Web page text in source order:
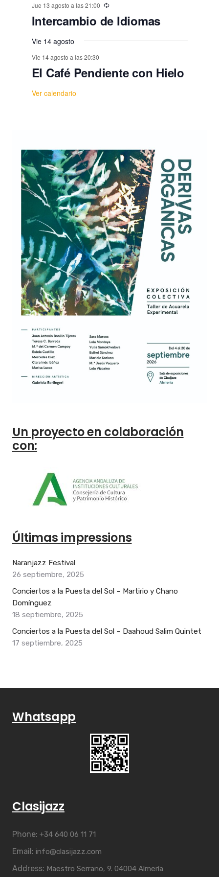
Jue 13 agosto a las 21:00
Intercambio de Idiomas
Vie 14 agosto
Vie 14 agosto a las 20:30
El Café Pendiente con Hielo
Ver calendario
Un proyecto en colaboración
con:
Últimas impressions
Naranjazz Festival
26 septiembre, 2025
Conciertos a la Puesta del Sol – Martirio y Chano
Domínguez
18 septiembre, 2025
Conciertos a la Puesta del Sol – Daahoud Salim Quintet
17 septiembre, 2025
Whatsapp
Clasijazz
Phone: +34 640 06 11 71
Email: info@clasijazz.com
Address: Maestro Serrano, 9. 04004 Almería